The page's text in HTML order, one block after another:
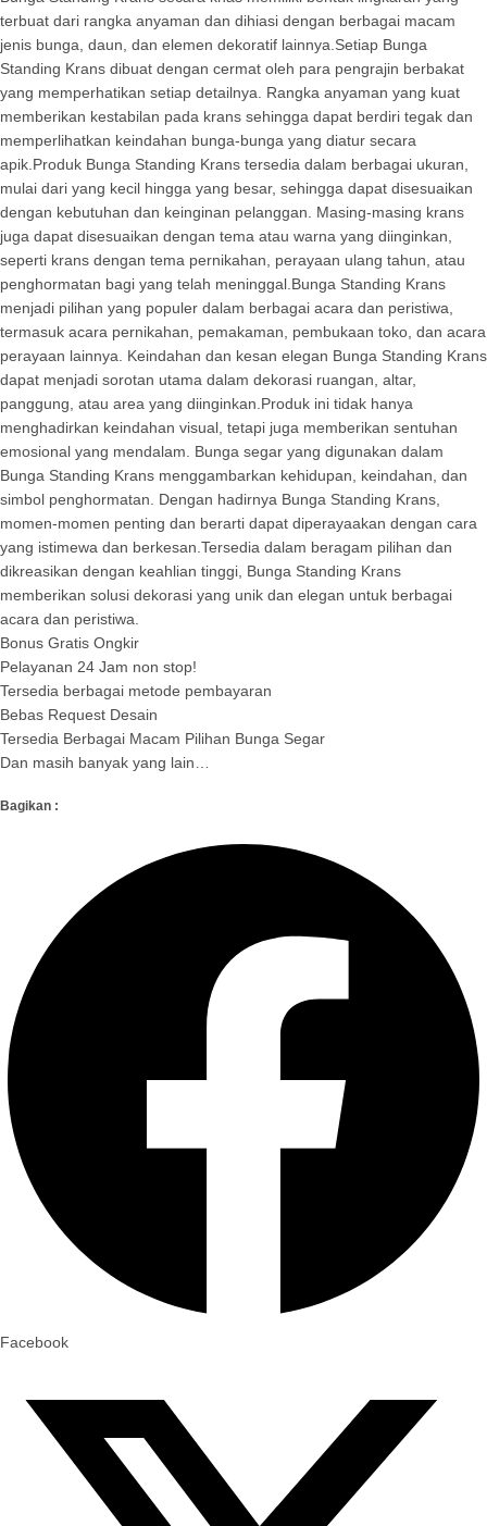
terbuat dari rangka anyaman dan dihiasi dengan berbagai macam
jenis bunga, daun, dan elemen dekoratif lainnya.Setiap Bunga
Standing Krans dibuat dengan cermat oleh para pengrajin berbakat
yang memperhatikan setiap detailnya. Rangka anyaman yang kuat
memberikan kestabilan pada krans sehingga dapat berdiri tegak dan
memperlihatkan keindahan bunga-bunga yang diatur secara
apik.Produk Bunga Standing Krans tersedia dalam berbagai ukuran,
mulai dari yang kecil hingga yang besar, sehingga dapat disesuaikan
dengan kebutuhan dan keinginan pelanggan. Masing-masing krans
juga dapat disesuaikan dengan tema atau warna yang diinginkan,
seperti krans dengan tema pernikahan, perayaan ulang tahun, atau
penghormatan bagi yang telah meninggal.Bunga Standing Krans
menjadi pilihan yang populer dalam berbagai acara dan peristiwa,
termasuk acara pernikahan, pemakaman, pembukaan toko, dan acara
perayaan lainnya. Keindahan dan kesan elegan Bunga Standing Krans
dapat menjadi sorotan utama dalam dekorasi ruangan, altar,
panggung, atau area yang diinginkan.Produk ini tidak hanya
menghadirkan keindahan visual, tetapi juga memberikan sentuhan
emosional yang mendalam. Bunga segar yang digunakan dalam
Bunga Standing Krans menggambarkan kehidupan, keindahan, dan
simbol penghormatan. Dengan hadirnya Bunga Standing Krans,
momen-momen penting dan berarti dapat diperayaakan dengan cara
yang istimewa dan berkesan.Tersedia dalam beragam pilihan dan
dikreasikan dengan keahlian tinggi, Bunga Standing Krans
memberikan solusi dekorasi yang unik dan elegan untuk berbagai
acara dan peristiwa.
Bonus Gratis Ongkir
Pelayanan 24 Jam non stop!
Tersedia berbagai metode pembayaran
Bebas Request Desain
Tersedia Berbagai Macam Pilihan Bunga Segar
Dan masih banyak yang lain…
Bagikan :
Facebook